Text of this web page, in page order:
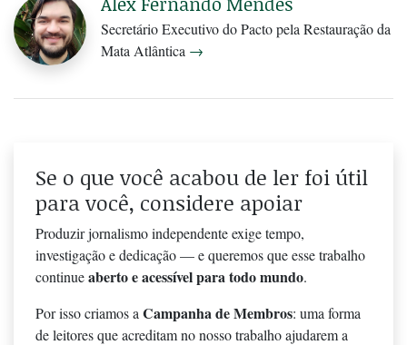
Secretário Executivo do Pacto pela Restauração da
Mata Atlântica →
Se o que você acabou de ler foi útil
para você, considere apoiar
Produzir jornalismo independente exige tempo,
investigação e dedicação — e queremos que esse trabalho
continueaberto e acessível para todo mundo.
Por isso criamos a Campanha de Membros: uma forma
de leitores que acreditam no nosso trabalho ajudarem a